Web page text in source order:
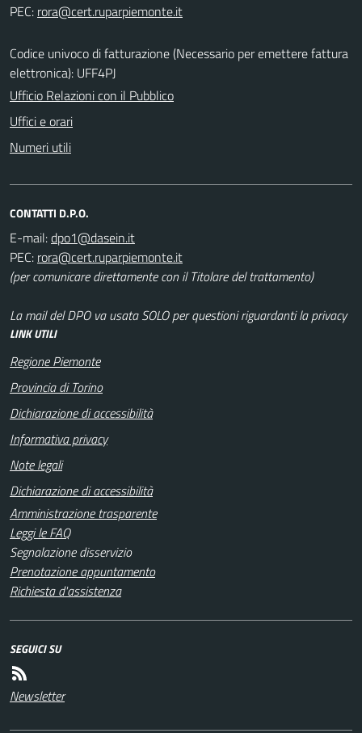
PEC:
Codice univoco di fatturazione (Necessario per emettere fattura
elettronica): UFF4PJ
Ufficio Relazioni con il Pubblico
Uffici e orari
Numeri utili
CONTATTI D.P.O.
E-mail:
PEC:
(per comunicare direttamente con il Titolare del trattamento)
La mail del DPO va usata SOLO per questioni riguardanti la privacy
LINK UTILI
Regione Piemonte
Provincia di Torino
Dichiarazione di accessibilità
Informativa privacy
Note legali
Dichiarazione di accessibilità
Amministrazione trasparente
Leggi le FAQ
Segnalazione disservizio
Prenotazione appuntamento
Richiesta d'assistenza
SEGUICI SU
Newsletter